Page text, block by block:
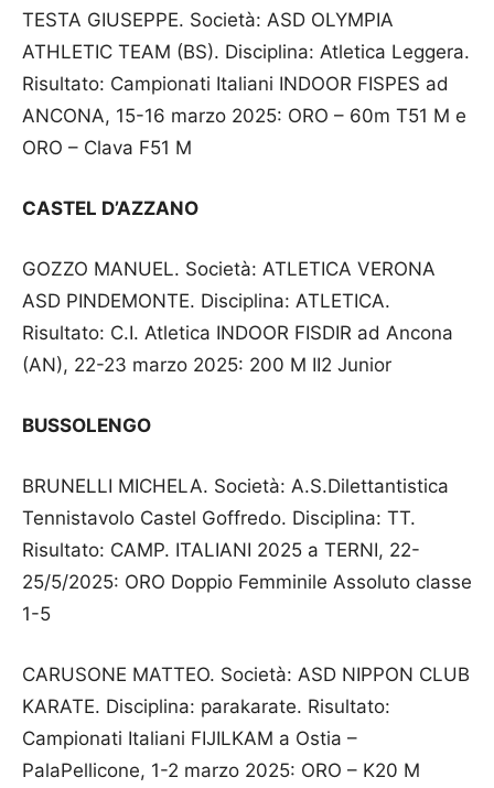
TESTA GIUSEPPE. Società: ASD OLYMPIA
ATHLETIC TEAM (BS). Disciplina: Atletica Leggera.
Risultato: Campionati Italiani INDOOR FISPES ad
ANCONA, 15-16 marzo 2025: ORO – 60m T51 M e
ORO – Clava F51 M
CASTEL D’AZZANO
GOZZO MANUEL. Società: ATLETICA VERONA
ASD PINDEMONTE. Disciplina: ATLETICA.
Risultato: C.I. Atletica INDOOR FISDIR ad Ancona
(AN), 22-23 marzo 2025: 200 M II2 Junior
BUSSOLENGO
BRUNELLI MICHELA. Società: A.S.Dilettantistica
Tennistavolo Castel Goffredo. Disciplina: TT.
Risultato: CAMP. ITALIANI 2025 a TERNI, 22-
25/5/2025: ORO Doppio Femminile Assoluto classe
1-5
CARUSONE MATTEO. Società: ASD NIPPON CLUB
KARATE. Disciplina: parakarate. Risultato:
Campionati Italiani FIJILKAM a Ostia –
PalaPellicone, 1-2 marzo 2025: ORO – K20 M